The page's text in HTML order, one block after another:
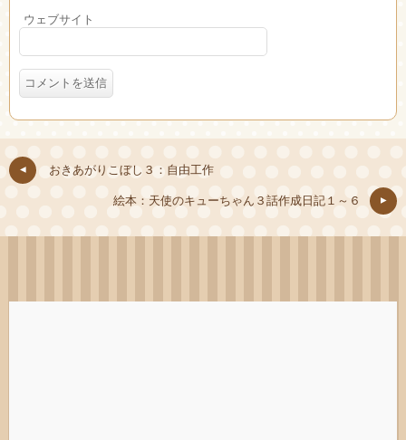
ウェブサイト
おきあがりこぼし３：自由工作
絵本：天使のキューちゃん３話作成日記１～６